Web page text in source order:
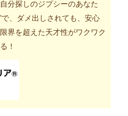
分探しのジプシーのあなた
で、ダメ出しされても、安心
界を超えた天才性がワクワク
！